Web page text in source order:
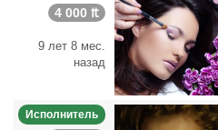
4 000 ₶
9 лет 8 мес.
назад
Исполнитель